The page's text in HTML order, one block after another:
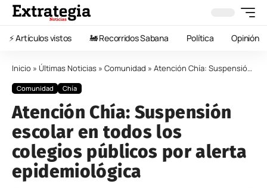
⚡️ Artículos vistos 🚂 Recorridos Sabana Política Opinión
Inicio » Últimas Noticias » Comunidad » Atención Chía: Suspensión escolar en todos los colegios públicos por alerta epidemiológica
Comunidad Chía
Atención Chía: Suspensión
escolar en todos los
colegios públicos por alerta
epidemiológica